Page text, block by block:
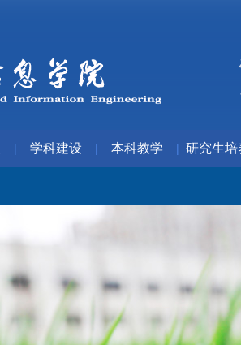
| 学科建设 | 本科教学 | 研究生培